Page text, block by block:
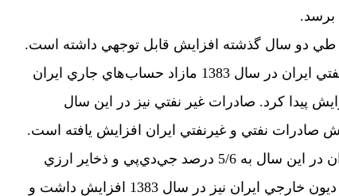
طي دو سال گذشته افزايش قابل توجهي داشته است.
با افزايش 35 درصدي ارزش صادرات نفتي ايران در سال 1383 مازاد حساب‌هاي جاري ايران
افزايش پيدا كرد. صادرات غير نفتي نيز در اين سال
كرد. در سال 1384 نيز ارزش صادرات نفتي و غيرنفتي ايران افزايش يافته است.
در نتيجه آن مازاد حساب‌هاي جاري ايران در اين سال به 5/6 درصد جي‌دي‌پي و ذخاير ارزي
ايران به 4/47 ميليارد دلار خواهد رسيد. ديون خارجي ايران نيز در سال 1383 افزايش داشت و